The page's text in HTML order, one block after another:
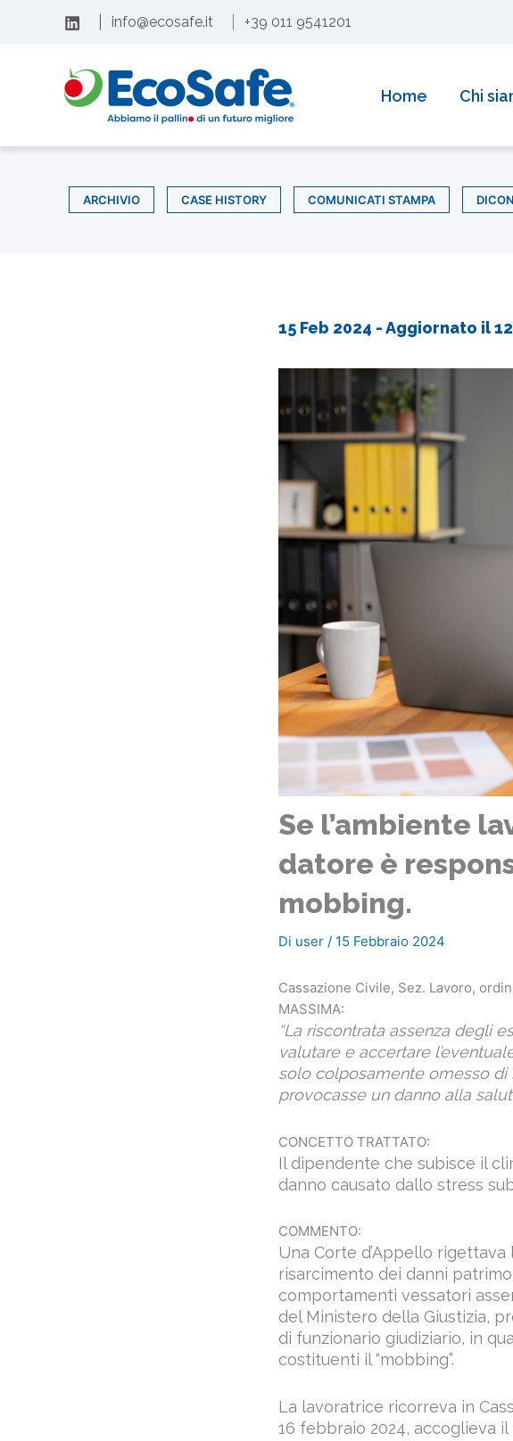
info@ecosafe.it +39 011 9541201
Home Chi
ARCHIVIO CASE HISTORY COMUNICATI STAMPA
15 Feb 2024 - Aggiornato il
Se l’ambiente
datore è
mobbing.
Di user / 15 Febbraio 2024
Cassazione Civile, Sez. Lavoro,
MASSIMA:
“La riscontrata assenza degli
valutare e accertare
solo colposamente omesso
provocasse un danno alla
CONCETTO TRATTATO:
Il dipendente che subisce il
danno causato dallo stress
COMMENTO:
Una Corte d’Appello
risarcimento dei danni
comportamenti vessatori
del Ministero della Giustizia,
di funzionario giudiziario, in
costituenti il “mobbing”.
La lavoratrice ricorreva in
16 febbraio 2024, accoglieva il